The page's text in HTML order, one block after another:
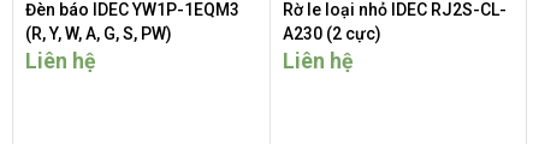
Đèn báo IDEC YW1P-1EQM3
(R, Y, W, A, G, S, PW)
Liên hệ
Rờ le loại nhỏ IDEC RJ2S-CL-
A230 (2 cực)
Liên hệ